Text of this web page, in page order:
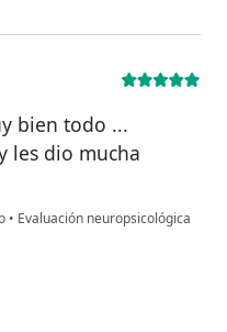
bien todo ...
les dio mucha
• Evaluación neuropsicológica